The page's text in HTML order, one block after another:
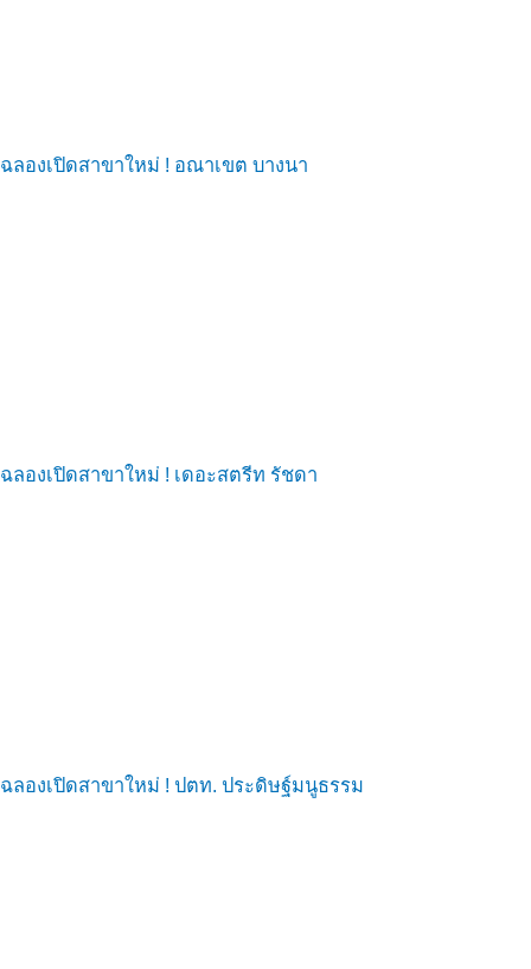
ฉลองเปิดสาขาใหม่ ! อณาเขต บางนา
ฉลองเปิดสาขาใหม่ ! เดอะสตรีท รัชดา
ฉลองเปิดสาขาใหม่ ! ปตท. ประดิษฐ์มนูธรรม